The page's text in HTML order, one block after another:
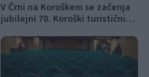
V Črni na Koroškem se začenja
jubilejni 70. Koroški turistični